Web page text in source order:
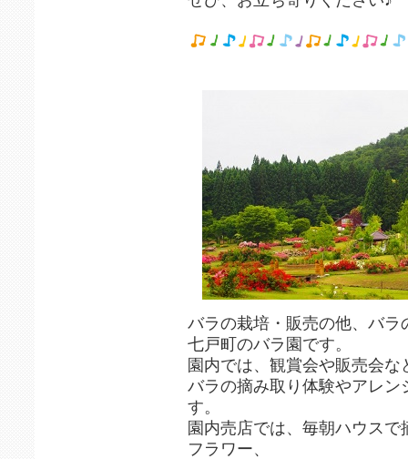
バラの栽培・販売の他、バラ
七戸町のバラ園です。
園内では、観賞会や販売会
バラの摘み取り体験やアレ
す。
園内売店では、毎朝ハウス
フラワー、